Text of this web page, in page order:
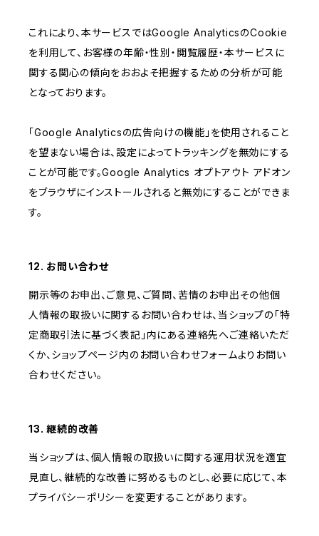
これにより、本サービスではGoogle AnalyticsのCookie
を利用して、お客様の年齢・性別・閲覧履歴・本サービスに
関する関心の傾向をおおよそ把握するための分析が可能
となっております。
「Google Analyticsの広告向けの機能」を使用されること
を望まない場合は、設定によってトラッキングを無効にする
ことが可能です。Google Analytics オプトアウト アドオン
をブラウザにインストールされると無効にすることができま
す。
12. お問い合わせ
開示等のお申出、ご意見、ご質問、苦情のお申出その他個
人情報の取扱いに関するお問い合わせは、当ショップの「特
定商取引法に基づく表記」内にある連絡先へご連絡いただ
くか、ショップページ内のお問い合わせフォームよりお問い
合わせください。
13. 継続的改善
当ショップは、個人情報の取扱いに関する運用状況を適宜
見直し、継続的な改善に努めるものとし、必要に応じて、本
プライバシーポリシーを変更することがあります。